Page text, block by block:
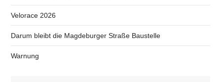
Velorace 2026
Darum bleibt die Magdeburger Straße Baustelle
Warnung